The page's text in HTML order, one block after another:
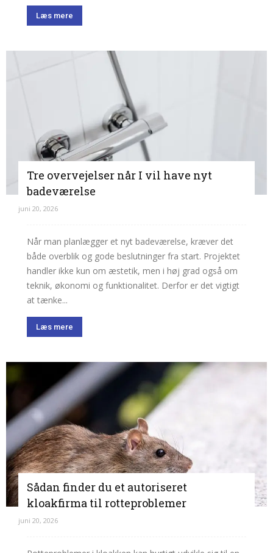
Læs mere
Tre overvejelser når I vil have nyt
badeværelse
juni 20, 2026
Når man planlægger et nyt badeværelse, kræver det
både overblik og gode beslutninger fra start. Projektet
handler ikke kun om æstetik, men i høj grad også om
teknik, økonomi og funktionalitet. Derfor er det vigtigt
at tænke...
Læs mere
Sådan finder du et autoriseret
kloakfirma til rotteproblemer
juni 20, 2026